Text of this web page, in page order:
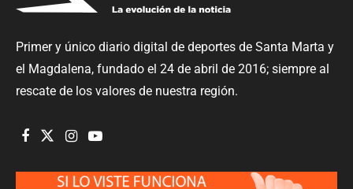
Primer y único diario digital de deportes de Santa Marta y
el Magdalena, fundado el 24 de abril de 2016; siempre al
rescate de los valores de nuestra región.